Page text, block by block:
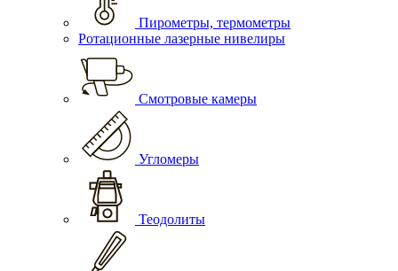
Пирометры, термометры
Ротационные лазерные нивелиры
Смотровые камеры
Угломеры
Теодолиты